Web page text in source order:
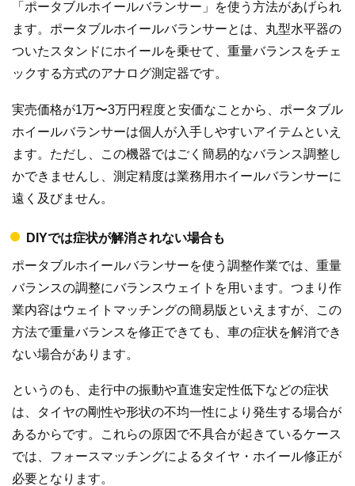
「ポータブルホイールバランサー」を使う方法があげられ
ます。ポータブルホイールバランサーとは、丸型水平器の
ついたスタンドにホイールを乗せて、重量バランスをチェ
ックする方式のアナログ測定器です。
実売価格が1万〜3万円程度と安価なことから、ポータブル
ホイールバランサーは個人が入手しやすいアイテムといえ
ます。ただし、この機器ではごく簡易的なバランス調整し
かできませんし、測定精度は業務用ホイールバランサーに
遠く及びません。
DIYでは症状が解消されない場合も
ポータブルホイールバランサーを使う調整作業では、重量
バランスの調整にバランスウェイトを用います。つまり作
業内容はウェイトマッチングの簡易版といえますが、この
方法で重量バランスを修正できても、車の症状を解消でき
ない場合があります。
というのも、走行中の振動や直進安定性低下などの症状
は、タイヤの剛性や形状の不均一性により発生する場合が
あるからです。これらの原因で不具合が起きているケース
では、フォースマッチングによるタイヤ・ホイール修正が
必要となります。